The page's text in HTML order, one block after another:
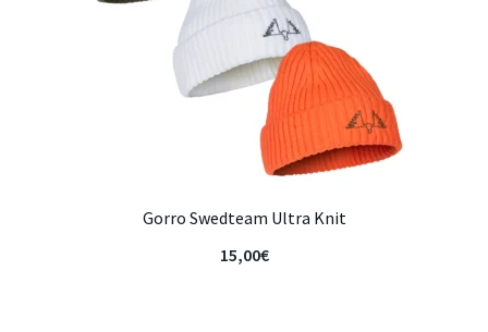
Gorro Swedteam Ultra Knit
15,00€